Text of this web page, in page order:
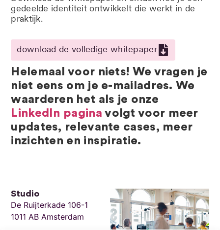
gedeelde identiteit ontwikkelt die werkt in de
praktijk.
download de volledige whitepaper
Helemaal voor niets! We vragen je
niet eens om je e-mailadres. We
waarderen het als je onze
LinkedIn pagina volgt voor meer
updates, relevante cases, meer
inzichten en inspiratie.
Studio
De Ruijterkade 106-1
1011 AB Amsterdam